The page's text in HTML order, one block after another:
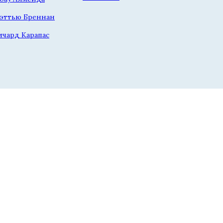
Бреннан
Карапас